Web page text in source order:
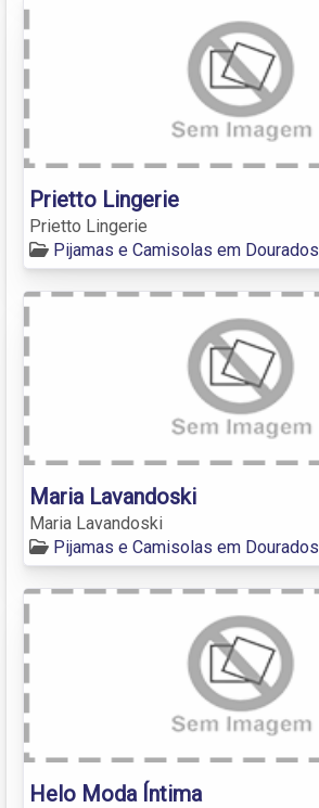
Prietto Lingerie
Prietto Lingerie
Pijamas e Camisolas em Dourados
Maria Lavandoski
Maria Lavandoski
Pijamas e Camisolas em Dourados
Helo Moda Íntima